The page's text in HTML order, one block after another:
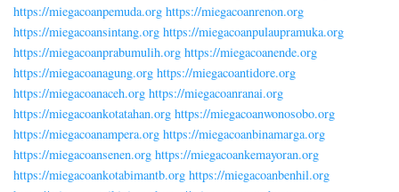
https://miegacoanpemuda.org https://miegacoanrenon.org
https://miegacoansintang.org https://miegacoanpulaupramuka.org
https://miegacoanprabumulih.org https://miegacoanende.org
https://miegacoanagung.org https://miegacoantidore.org
https://miegacoanaceh.org https://miegacoanranai.org
https://miegacoankotatahan.org https://miegacoanwonosobo.org
https://miegacoanampera.org https://miegacoanbinamarga.org
https://miegacoansenen.org https://miegacoankemayoran.org
https://miegacoankotabimantb.org https://miegacoanbenhil.org